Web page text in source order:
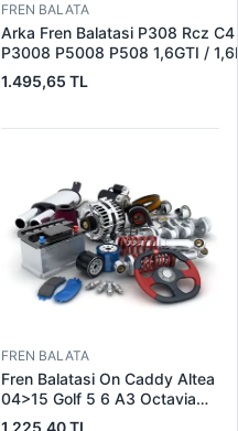
FREN BALATA
Arka Fren Balatasi P308 Rcz
P3008 P5008 P508 1,6GTI /
2,0HDI 07 / 10> | TRW
1.495,65 TL
FREN BALATA
Fren Balatasi On Caddy Altea
04>15 Golf 5 6 A3 Octavia
04>13 Jetta 06>11 Leon
1.225,40 TL